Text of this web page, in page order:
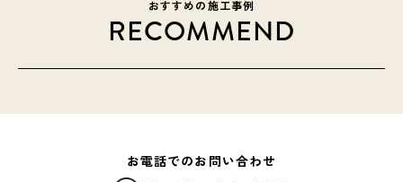
おすすめの施工事例
RECOMMEND
お電話でのお問い合わせ